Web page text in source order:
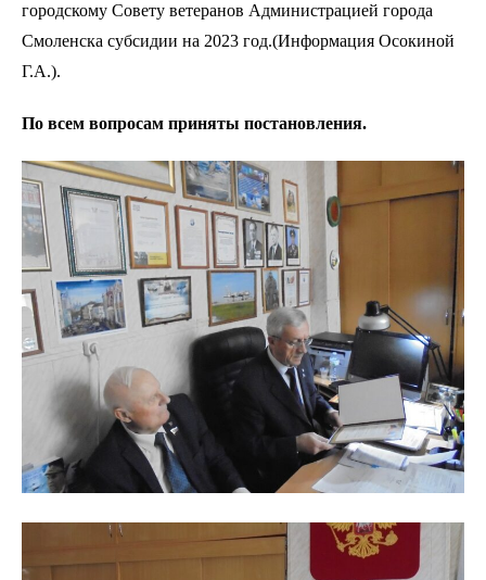
городскому Совету ветеранов Администрацией города
Смоленска субсидии на 2023 год.(Информация Осокиной
Г.А.).
По всем вопросам приняты постановления.